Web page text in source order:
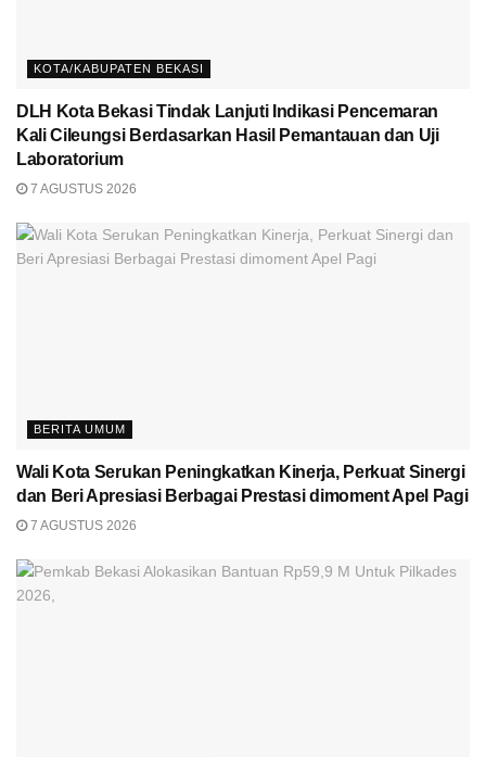
KOTA/KABUPATEN BEKASI
DLH Kota Bekasi Tindak Lanjuti Indikasi Pencemaran
Kali Cileungsi Berdasarkan Hasil Pemantauan dan Uji
Laboratorium
7 AGUSTUS 2026
BERITA UMUM
Wali Kota Serukan Peningkatkan Kinerja, Perkuat Sinergi
dan Beri Apresiasi Berbagai Prestasi dimoment Apel Pagi
7 AGUSTUS 2026